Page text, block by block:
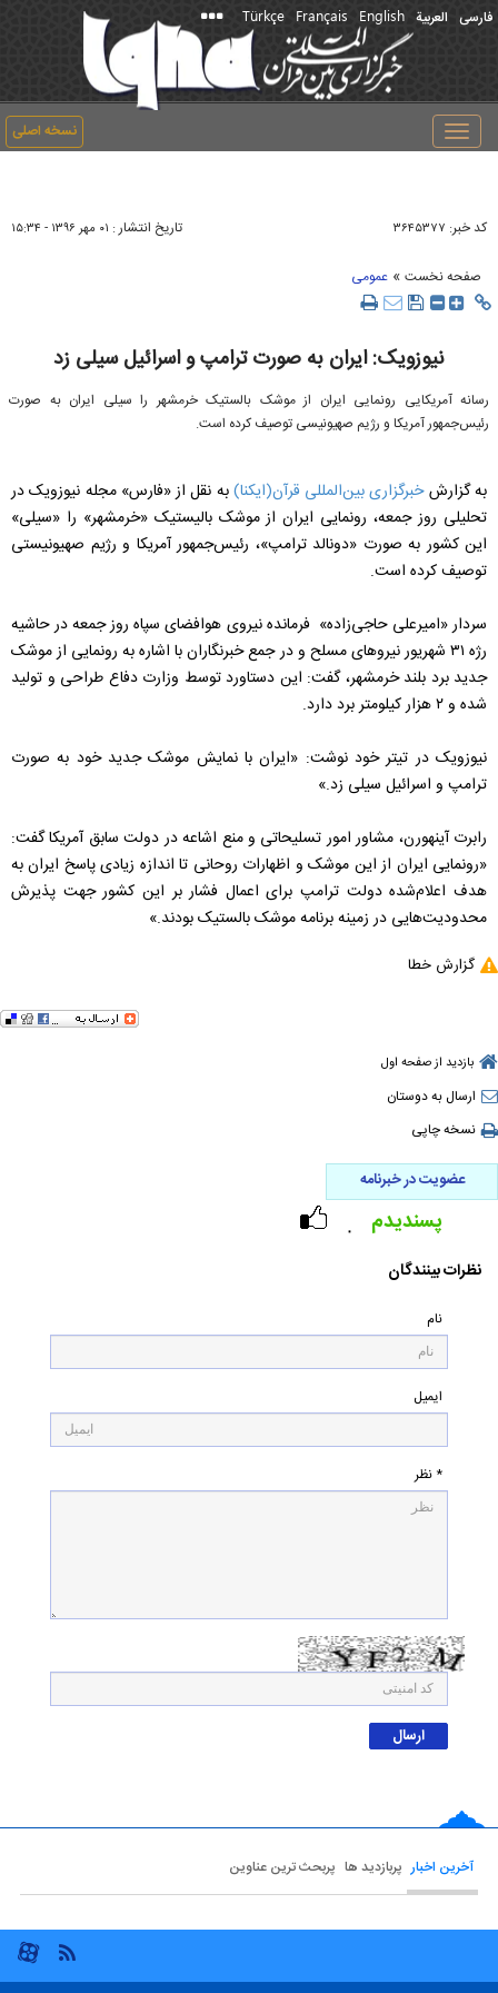
فارسی العربیة English
Français
Türkçe
نسخه اصلی
Toggle
navigation
کد خبر: ۳۶۴۵۳۷۷ تاریخ انتشار : ۰۱ مهر ۱۳۹۶ - ۱۵:۳۴
صفحه نخست » عمومی
نیوزویک: ایران به صورت ترامپ و اسرائیل سیلی زد
رسانه آمریکایی رونمایی ایران از موشک بالستیک خرمشهر را سیلی ایران به صورت
رئیس‌جمهور آمریکا و رژیم صهیونیسی توصیف کرده است.
به گزارشخبرگزاری بین‌المللی قرآن(ایکنا)به نقل از «فارس» مجله نیوزویک در
تحلیلی روز جمعه، رونمایی ایران از موشک بالیستیک «خرمشهر» را «سیلی»
این کشور به صورت «دونالد ترامپ»، رئیس‌جمهور آمریکا و رژیم صهیونیستی
توصیف کرده است.
سردار «امیرعلی حاجی‌زاده» فرمانده نیروی هوافضای سپاه روز جمعه در حاشیه
رژه ۳۱ شهریور نیروهای مسلح و در جمع خبرنگاران با اشاره به رونمایی از موشک
جدید برد بلند خرمشهر، گفت: این دستاورد توسط وزارت دفاع طراحی و تولید
شده و ۲ هزار کیلومتر برد دارد.
نیوزویک در تیتر خود نوشت: «ایران با نمایش موشک جدید خود به صورت
ترامپ و اسرائیل سیلی زد.»
رابرت آینهورن، مشاور امور تسلیحاتی و منع اشاعه در دولت سابق آمریکا گفت:
«رونمایی ایران از این موشک و اظهارات روحانی تا اندازه زیادی پاسخ ایران به
هدف اعلام‌شده دولت ترامپ برای اعمال فشار بر این کشور جهت پذیرش
محدودیت‌هایی در زمینه برنامه موشک بالستیک بودند.»
گزارش خطا
بازدید از صفحه اول
ارسال به دوستان
نسخه چاپی
عضویت در خبرنامه
۰ پسندیدم
نظرات بینندگان
نام
ایمیل
* نظر
آخرین اخبار پربازدید ها پربحث ترین عناوین